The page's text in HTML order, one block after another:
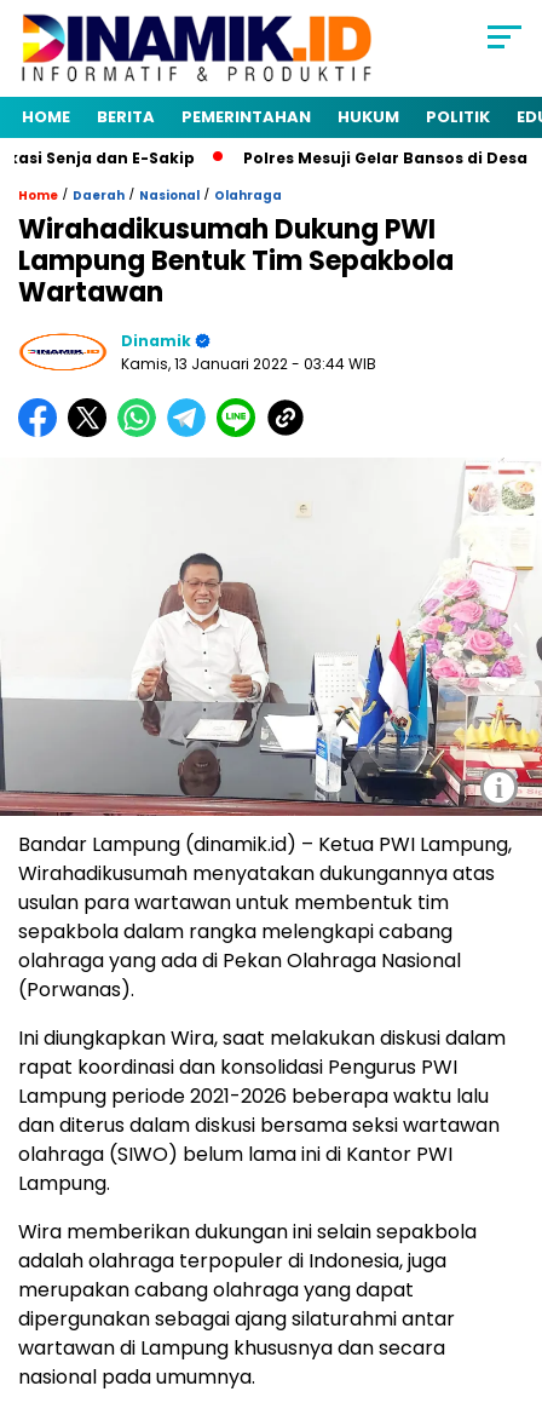
HOME BERITA PEMERINTAHAN HUKUM POLITIK
Senja dan E-Sakip Polres Mesuji Gelar Bansos di Desa
Home / Daerah / Nasional / Olahraga
Wirahadikusumah Dukung PWI
Lampung Bentuk Tim Sepakbola
Wartawan
Dinamik
Kamis, 13 Januari 2022- 03:44 WIB
i
Bandar Lampung (dinamik.id) – Ketua PWI Lampung,
Wirahadikusumah menyatakan dukungannya atas
usulan para wartawan untuk membentuk tim
sepakbola dalam rangka melengkapi cabang
olahraga yang ada di Pekan Olahraga Nasional
(Porwanas).
Ini diungkapkan Wira, saat melakukan diskusi dalam
rapat koordinasi dan konsolidasi Pengurus PWI
Lampung periode 2021-2026 beberapa waktu lalu
dan diterus dalam diskusi bersama seksi wartawan
olahraga (SIWO) belum lama ini di Kantor PWI
Lampung.
Wira memberikan dukungan ini selain sepakbola
adalah olahraga terpopuler di Indonesia, juga
merupakan cabang olahraga yang dapat
dipergunakan sebagai ajang silaturahmi antar
wartawan di Lampung khususnya dan secara
nasional pada umumnya.